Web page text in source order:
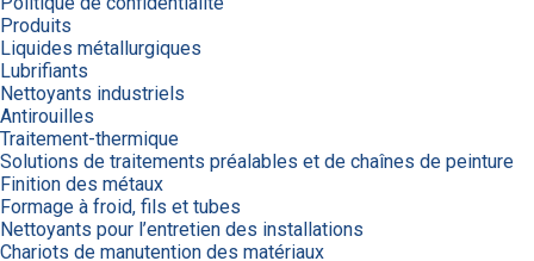
Produits
Liquides métallurgiques
Lubrifiants
Nettoyants industriels
Antirouilles
Traitement-thermique
Solutions de traitements préalables et de chaînes de peinture
Finition des métaux
Formage à froid, fils et tubes
Nettoyants pour l’entretien des installations
Chariots de manutention des matériaux